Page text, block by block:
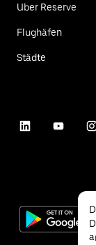
Uber Reserve
Flughäfen
Städte